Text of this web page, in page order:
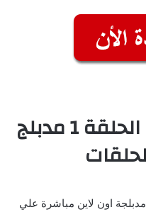
مشاهدة يونيكيتي الحلقة 1 مدبلج
مشاهدة وتحميل يونيكيتي الحلقة 1 مدبلجة اون لاين مباشرة علي